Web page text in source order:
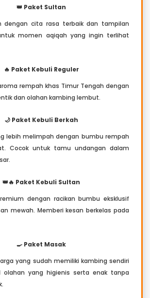
👑 Paket Sultan
dengan cita rasa terbaik dan tampilan
momen aqiqah yang ingin terlihat
🔥 Paket Kebuli Reguler
rempah khas Timur Tengah dengan
dan olahan kambing lembut.
🌙 Paket Kebuli Berkah
lebih melimpah dengan bumbu rempah
Cocok untuk tamu undangan dalam
👑🔥 Paket Kebuli Sultan
dengan racikan bumbu eksklusif
mewah. Memberi kesan berkelas pada
🍳 Paket Masak
yang sudah memiliki kambing sendiri
olahan yang higienis serta enak tanpa